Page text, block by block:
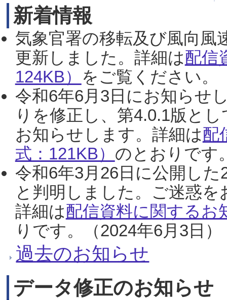
新着情報
気象官署の移転及び風向風
更新しました。詳細は配信
124KB） をご覧ください。
令和6年6月3日にお知らせ
りを修正し、第4.0.1版と
お知らせします。詳細は配
式：121KB） のとおりです
令和6年3月26日に公開し
と判明しました。ご迷惑
詳細は配信資料に関するお
りです。（2024年6月3日）
過去のお知らせ
データ修正のお知らせ